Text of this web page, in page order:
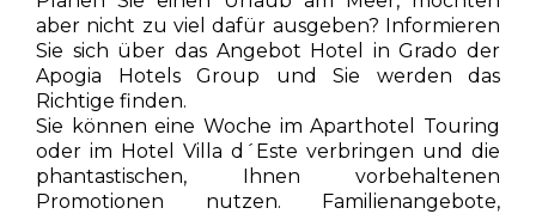
aber nicht zu viel dafür ausgeben? Informieren
Sie sich über das Angebot Hotel in Grado der
Apogia Hotels Group und Sie werden das
Richtige finden.
Sie können eine Woche im Aparthotel Touring
oder im Hotel Villa d´Este verbringen und die
phantastischen, Ihnen vorbehaltenen
Promotionen nutzen. Familienangebote,